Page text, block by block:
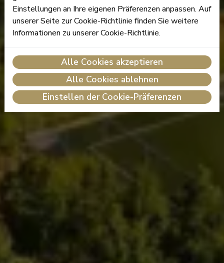
Einstellungen an Ihre eigenen Präferenzen anpassen. Auf
unserer Seite zur Cookie-Richtlinie finden Sie weitere
Informationen zu unserer Cookie-Richtlinie.
Alle Cookies akzeptieren
Alle Cookies ablehnen
Einstellen der Cookie-Präferenzen